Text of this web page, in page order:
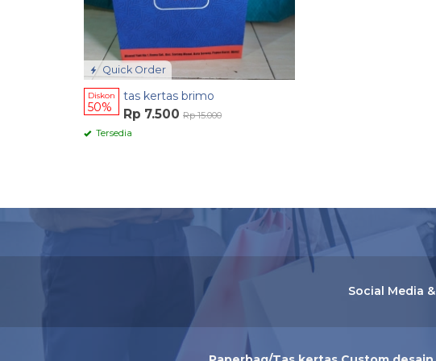
Quick Order
Diskon
50%
tas kertas brimo
Rp 7.500 Rp 15.000
Tersedia
Social Media